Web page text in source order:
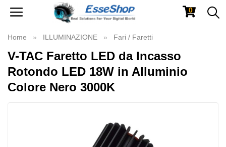
Toggle
0
Home ILLUMINAZIONE Fari / Faretti
V-TAC Faretto LED da Incasso
Rotondo LED 18W in Alluminio
Colore Nero 3000K